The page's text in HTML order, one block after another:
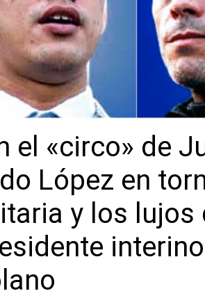
el «circo» de
López en
y los lujos